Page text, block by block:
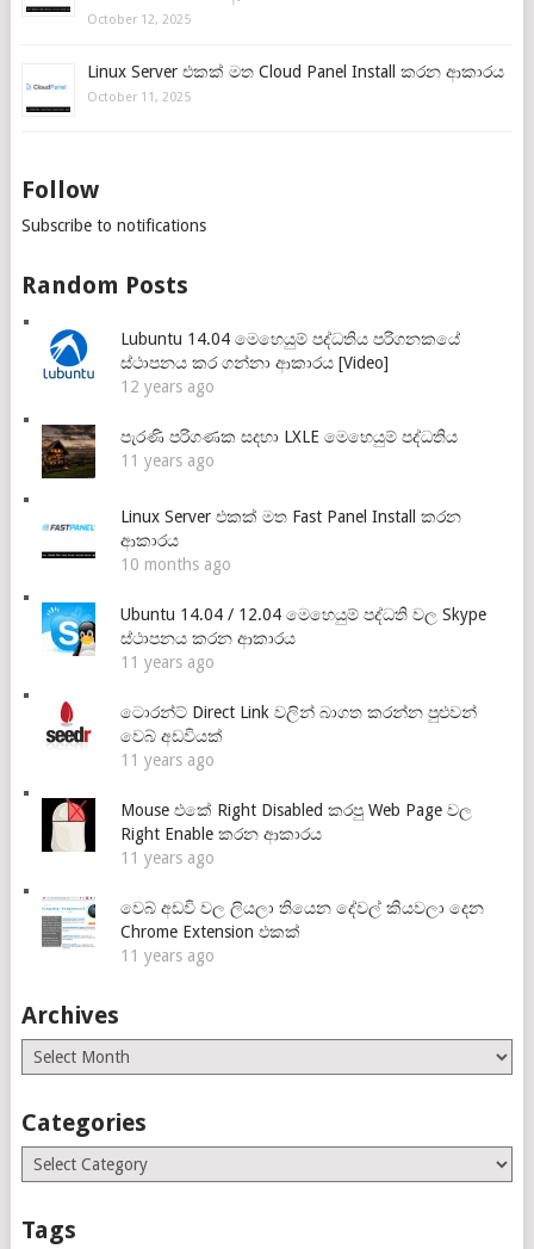
October 12, 2025
Linux Server එකක් මත Cloud Panel Install කරන ආකාරය
October 11, 2025
Follow
Subscribe to notifications
Random Posts
Lubuntu 14.04 මෙහෙයුම් පද්ධතිය පරිගනකයේ
ස්ථාපනය කර ගන්නා ආකාරය [Video]
12 years ago
පැරණි පරිගණක සදහා LXLE මෙහෙයුම් පද්ධතිය
11 years ago
Linux Server එකක් මත Fast Panel Install කරන
ආකාරය
10 months ago
Ubuntu 14.04 / 12.04 මෙහෙයුම් පද්ධති වල Skype
ස්ථාපනය කරන ආකාරය
11 years ago
ටොරන්ට් Direct Link වලින් බාගත කරන්න පුළුවන්
වෙබ් අඩවියක්
11 years ago
Mouse එකේ Right Disabled කරපු Web Page වල
Right Enable කරන ආකාරය
11 years ago
වෙබ් අඩවි වල ලියලා තියෙන දේවල් කියවලා දෙන
Chrome Extension එකක්
11 years ago
Archives
Archives
Categories
Categories
Tags